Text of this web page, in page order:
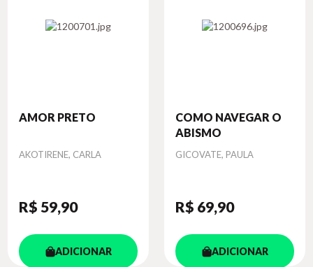
AMOR PRETO
Autor
AKOTIRENE, CARLA
R$ 59,90
ADICIONAR
COMO NAVEGAR O
ABISMO
Autor
GICOVATE, PAULA
R$ 69,90
ADICIONAR